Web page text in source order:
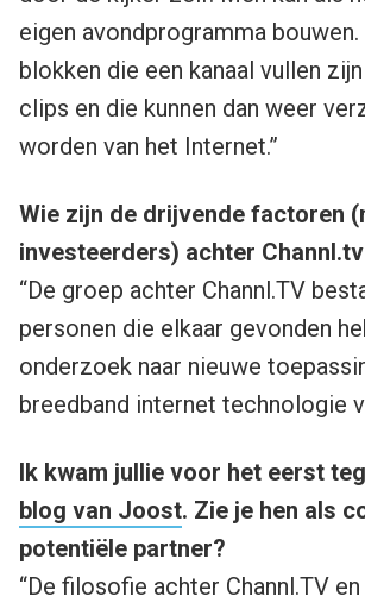
eigen avondprogramma
blokken die een kanaal vullen
clips en die kunnen dan weer
worden van het Internet.”
Wie zijn de drijvende factoren
investeerders) achter
“De groep achter Channl.TV
personen die elkaar gevonden
onderzoek naar nieuwe
breedband internet technologie
Ik kwam jullie voor het eerst
blog van Joost. Zie je hen als
potentiële partner?
“De filosofie achter Channl.TV